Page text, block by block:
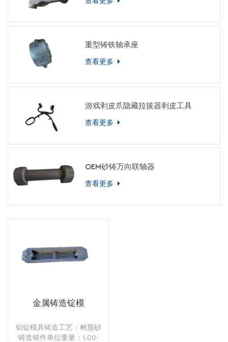
重型铸铁轴承座
查看更多
游戏剥皮爪隐藏拉拔器剥皮工具
查看更多
OEM砂铸万向联轴器
查看更多
金属铸造锭模
铝锭模具铸造工艺：树脂砂
铸造铸件单位重量：1.00-